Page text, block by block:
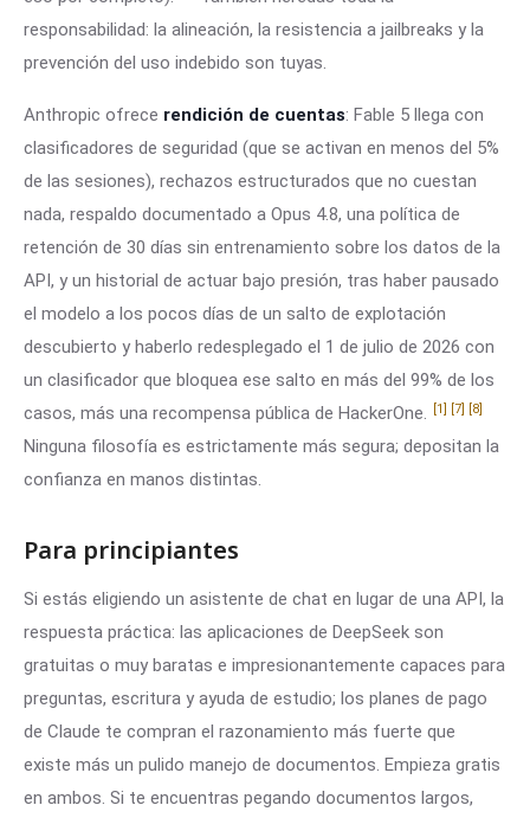
responsabilidad: la alineación, la resistencia a jailbreaks y la
prevención del uso indebido son tuyas.
Anthropic ofrece rendición de cuentas: Fable 5 llega con
clasificadores de seguridad (que se activan en menos del 5%
de las sesiones), rechazos estructurados que no cuestan
nada, respaldo documentado a Opus 4.8, una política de
retención de 30 días sin entrenamiento sobre los datos de la
API, y un historial de actuar bajo presión, tras haber pausado
el modelo a los pocos días de un salto de explotación
descubierto y haberlo redesplegado el 1 de julio de 2026 con
un clasificador que bloquea ese salto en más del 99% de los
casos, más una recompensa pública de HackerOne.
[1] [7] [8]
Ninguna filosofía es estrictamente más segura; depositan la
confianza en manos distintas.
Para principiantes
Si estás eligiendo un asistente de chat en lugar de una API, la
respuesta práctica: las aplicaciones de DeepSeek son
gratuitas o muy baratas e impresionantemente capaces para
preguntas, escritura y ayuda de estudio; los planes de pago
de Claude te compran el razonamiento más fuerte que
existe más un pulido manejo de documentos. Empieza gratis
en ambos. Si te encuentras pegando documentos largos,